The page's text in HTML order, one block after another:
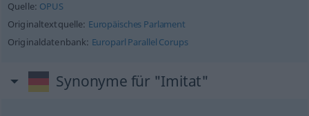
Quelle: OPUS
Originaltextquelle: Europäisches Parlament
Originaldatenbank: Europarl Parallel Corups
Synonyme für "Imitat"